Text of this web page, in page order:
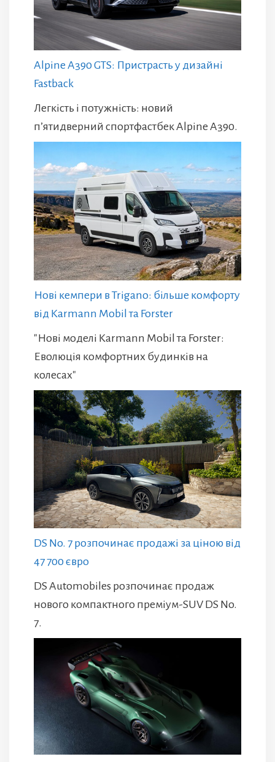
Alpine A390 GTS: Пристрасть у дизайні
Fastback
Легкість і потужність: новий
п’ятидверний спортфастбек Alpine A390.
Нові кемпери в Trigano: більше комфорту
від Karmann Mobil та Forster
"Нові моделі Karmann Mobil та Forster:
Еволюція комфортних будинків на
колесах"
DS No. 7 розпочинає продажі за ціною від
47 700 євро
DS Automobiles розпочинає продаж
нового компактного преміум-SUV DS No.
7.